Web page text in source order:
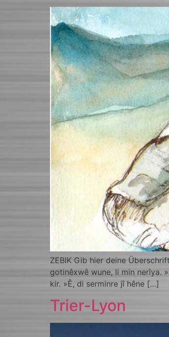
ZEBIK Gib hier deine
gotinêxwê wune, li min nerîya.
kir. »Ê, di serminre jî hêne […]
Trier-Lyon